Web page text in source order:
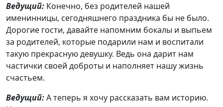
Ведущий: Конечно, без родителей нашей
именинницы, сегодняшнего праздника бы не было.
Дорогие гости, давайте напомним бокалы и выпьем
за родителей, которые подарили нам и воспитали
такую прекрасную девушку. Ведь она дарит нам
частички своей доброты и наполняет нашу жизнь
счастьем.
Ведущий:А теперь я хочу рассказать вам историю.